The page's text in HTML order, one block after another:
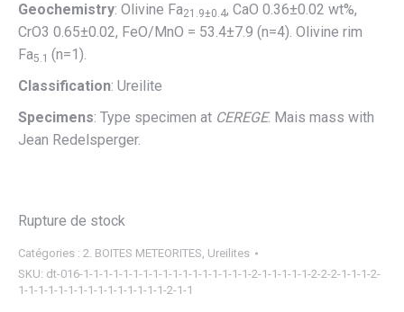
Geochemistry: Olivine Fa21.9±0.4, CaO 0.36±0.02 wt%,
CrO3 0.65±0.02, FeO/MnO = 53.4±7.9 (n=4). Olivine rim
Fa5.1 (n=1).
Classification: Ureilite
Specimens: Type specimen at CEREGE. Mais mass with
Jean Redelsperger.
Rupture de stock
Catégories : 2. BOITES METEORITES, Ureilites
SKU: dt-016-1-1-1-1-1-1-1-1-1-1-1-1-1-1-1-1-1-2-1-1-1-1-1-2-2-2-1-1-1-2-
1-1-1-1-1-1-1-1-1-1-1-1-1-1-1-2-1-1